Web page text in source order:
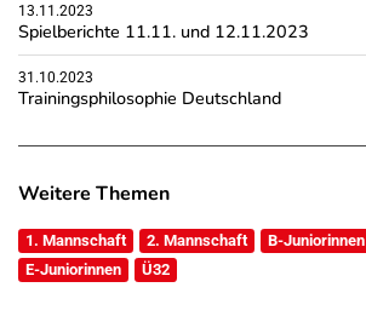
13.11.2023
Spielberichte 11.11. und 12.11.2023
31.10.2023
Trainingsphilosophie Deutschland
Weitere Themen
1. Mannschaft 2. Mannschaft B-Juniorinnen
E-Juniorinnen
Ü32